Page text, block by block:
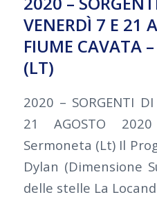
VENERDÌ 7 E 21
FIUME CAVATA
(LT)
2020 – SORGENTI
21 AGOSTO
Sermoneta (Lt) Il
Dylan (Dimensione
delle stelle La